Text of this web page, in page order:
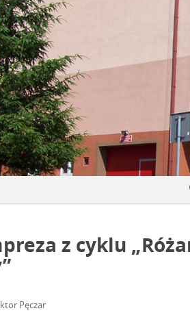
z cyklu
Pęczar